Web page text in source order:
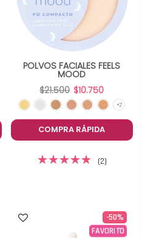
POLVOS FACIALES FEELS
MOOD
$21.500 $10.750
COMPRA RÁPIDA
(2)
-50%
FAVORITO